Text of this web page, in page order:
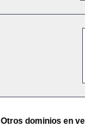
Otros dominios en